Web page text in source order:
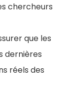
chercheurs
que les
dernières
réels des